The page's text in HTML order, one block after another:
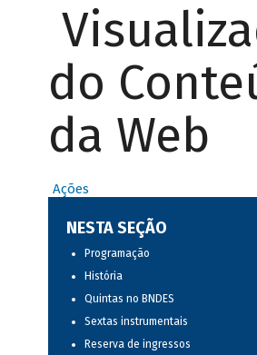
do
da Web
Ações
NESTA SEÇÃO
Programação
História
Quintas no BNDES
Sextas instrumentais
Reserva de ingressos